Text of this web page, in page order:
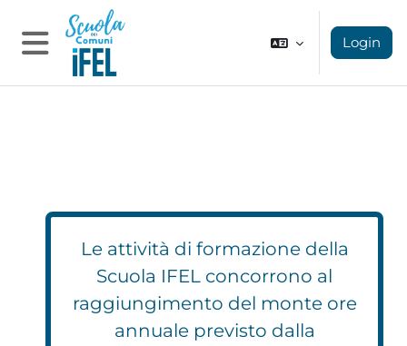
Vai al contenuto principale
Pannello laterale
Login
Le attività di formazione della
Scuola IFEL concorrono al
raggiungimento del monte ore
annuale previsto dalla